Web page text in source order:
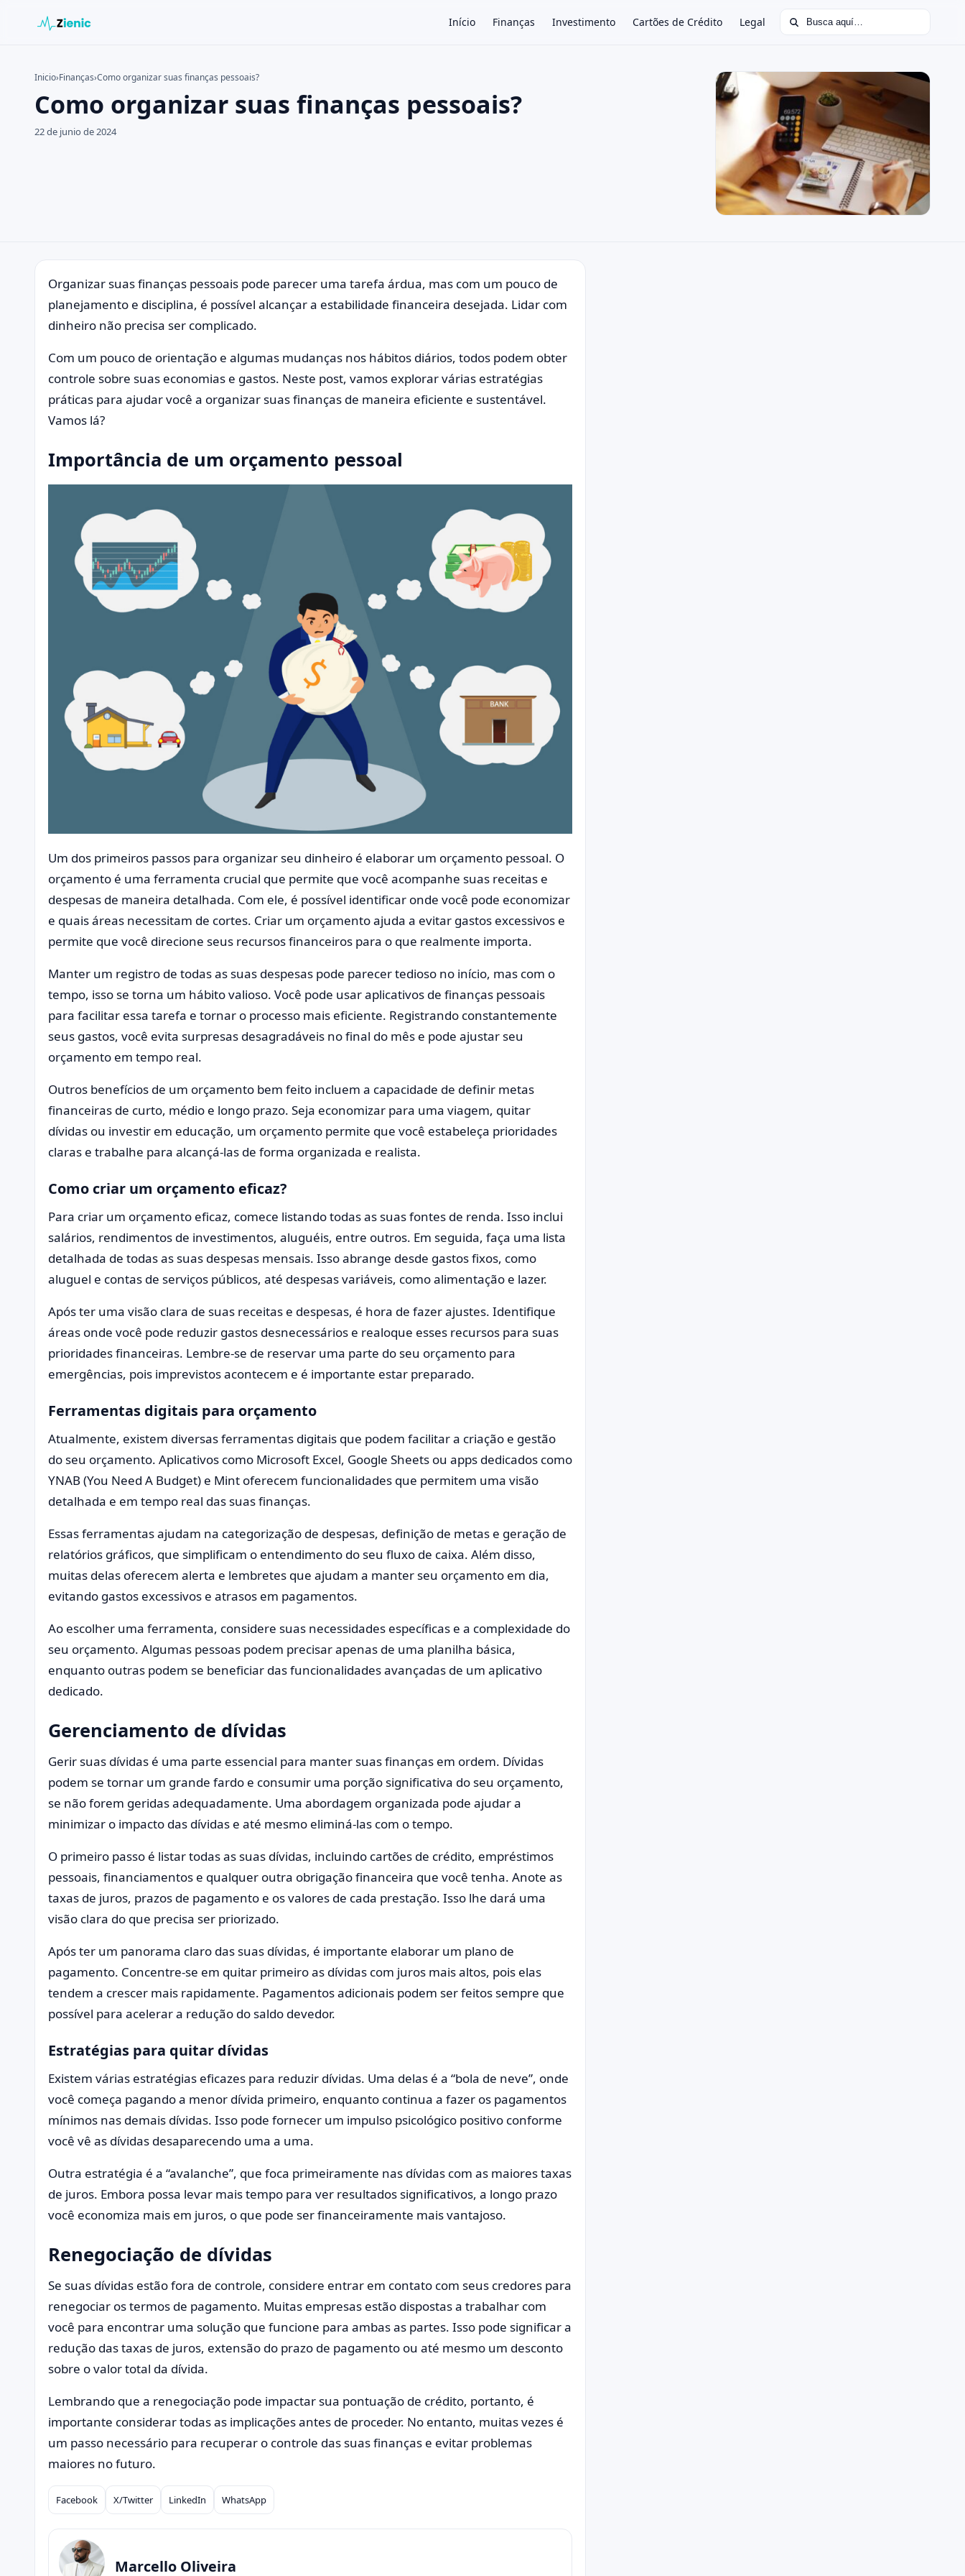
Início Finanças Investimento Cartões de Crédito Legal Buscar:
Buscar en el sitio ×
Inicio›Finanças›Como organizar suas finanças pessoais?
Como organizar suas finanças pessoais?
22 de junio de 2024
Organizar suas finanças pessoais pode parecer uma tarefa árdua, mas com um pouco de
planejamento e disciplina, é possível alcançar a estabilidade financeira desejada. Lidar com
dinheiro não precisa ser complicado.
Com um pouco de orientação e algumas mudanças nos hábitos diários, todos podem obter
controle sobre suas economias e gastos. Neste post, vamos explorar várias estratégias
práticas para ajudar você a organizar suas finanças de maneira eficiente e sustentável.
Vamos lá?
Importância de um orçamento pessoal
Um dos primeiros passos para organizar seu dinheiro é elaborar um orçamento pessoal. O
orçamento é uma ferramenta crucial que permite que você acompanhe suas receitas e
despesas de maneira detalhada. Com ele, é possível identificar onde você pode economizar
e quais áreas necessitam de cortes. Criar um orçamento ajuda a evitar gastos excessivos e
permite que você direcione seus recursos financeiros para o que realmente importa.
Manter um registro de todas as suas despesas pode parecer tedioso no início, mas com o
tempo, isso se torna um hábito valioso. Você pode usar aplicativos de finanças pessoais
para facilitar essa tarefa e tornar o processo mais eficiente. Registrando constantemente
seus gastos, você evita surpresas desagradáveis no final do mês e pode ajustar seu
orçamento em tempo real.
Outros benefícios de um orçamento bem feito incluem a capacidade de definir metas
financeiras de curto, médio e longo prazo. Seja economizar para uma viagem, quitar
dívidas ou investir em educação, um orçamento permite que você estabeleça prioridades
claras e trabalhe para alcançá-las de forma organizada e realista.
Como criar um orçamento eficaz?
Para criar um orçamento eficaz, comece listando todas as suas fontes de renda. Isso inclui
salários, rendimentos de investimentos, aluguéis, entre outros. Em seguida, faça uma lista
detalhada de todas as suas despesas mensais. Isso abrange desde gastos fixos, como
aluguel e contas de serviços públicos, até despesas variáveis, como alimentação e lazer.
Após ter uma visão clara de suas receitas e despesas, é hora de fazer ajustes. Identifique
áreas onde você pode reduzir gastos desnecessários e realoque esses recursos para suas
prioridades financeiras. Lembre-se de reservar uma parte do seu orçamento para
emergências, pois imprevistos acontecem e é importante estar preparado.
Ferramentas digitais para orçamento
Atualmente, existem diversas ferramentas digitais que podem facilitar a criação e gestão
do seu orçamento. Aplicativos como Microsoft Excel, Google Sheets ou apps dedicados como
YNAB (You Need A Budget) e Mint oferecem funcionalidades que permitem uma visão
detalhada e em tempo real das suas finanças.
Essas ferramentas ajudam na categorização de despesas, definição de metas e geração de
relatórios gráficos, que simplificam o entendimento do seu fluxo de caixa. Além disso,
muitas delas oferecem alerta e lembretes que ajudam a manter seu orçamento em dia,
evitando gastos excessivos e atrasos em pagamentos.
Ao escolher uma ferramenta, considere suas necessidades específicas e a complexidade do
seu orçamento. Algumas pessoas podem precisar apenas de uma planilha básica,
enquanto outras podem se beneficiar das funcionalidades avançadas de um aplicativo
dedicado.
Gerenciamento de dívidas
Gerir suas dívidas é uma parte essencial para manter suas finanças em ordem. Dívidas
podem se tornar um grande fardo e consumir uma porção significativa do seu orçamento,
se não forem geridas adequadamente. Uma abordagem organizada pode ajudar a
minimizar o impacto das dívidas e até mesmo eliminá-las com o tempo.
O primeiro passo é listar todas as suas dívidas, incluindo cartões de crédito, empréstimos
pessoais, financiamentos e qualquer outra obrigação financeira que você tenha. Anote as
taxas de juros, prazos de pagamento e os valores de cada prestação. Isso lhe dará uma
visão clara do que precisa ser priorizado.
Após ter um panorama claro das suas dívidas, é importante elaborar um plano de
pagamento. Concentre-se em quitar primeiro as dívidas com juros mais altos, pois elas
tendem a crescer mais rapidamente. Pagamentos adicionais podem ser feitos sempre que
possível para acelerar a redução do saldo devedor.
Estratégias para quitar dívidas
Existem várias estratégias eficazes para reduzir dívidas. Uma delas é a “bola de neve”, onde
você começa pagando a menor dívida primeiro, enquanto continua a fazer os pagamentos
mínimos nas demais dívidas. Isso pode fornecer um impulso psicológico positivo conforme
você vê as dívidas desaparecendo uma a uma.
Outra estratégia é a “avalanche”, que foca primeiramente nas dívidas com as maiores taxas
de juros. Embora possa levar mais tempo para ver resultados significativos, a longo prazo
você economiza mais em juros, o que pode ser financeiramente mais vantajoso.
Renegociação de dívidas
Se suas dívidas estão fora de controle, considere entrar em contato com seus credores para
renegociar os termos de pagamento. Muitas empresas estão dispostas a trabalhar com
você para encontrar uma solução que funcione para ambas as partes. Isso pode significar a
redução das taxas de juros, extensão do prazo de pagamento ou até mesmo um desconto
sobre o valor total da dívida.
Lembrando que a renegociação pode impactar sua pontuação de crédito, portanto, é
importante considerar todas as implicações antes de proceder. No entanto, muitas vezes é
um passo necessário para recuperar o controle das suas finanças e evitar problemas
maiores no futuro.
Compartilhar
Facebook X/Twitter LinkedIn WhatsApp
Marcello Oliveira